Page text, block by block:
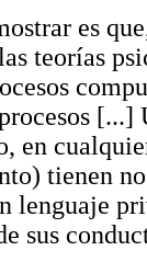
es
teorías
en
tienen
lenguaje
sus